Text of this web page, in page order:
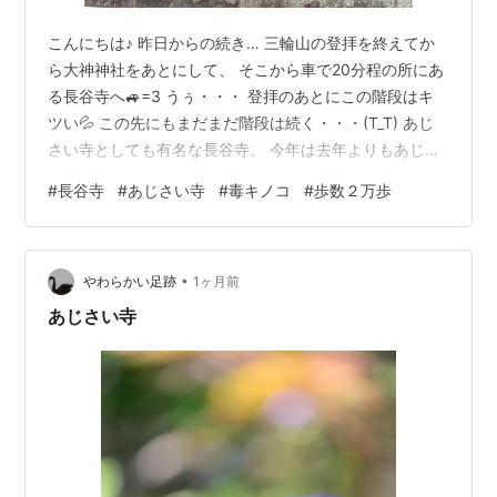
こんにちは♪ 昨日からの続き… 三輪山の登拝を終えてか
ら大神神社をあとにして、 そこから車で20分程の所にあ
る長谷寺へ🚙=3 うぅ・・・ 登拝のあとにこの階段はキ
ツい💦 この先にもまだまだ階段は続く・・・(T_T) あじ
さい寺としても有名な長谷寺。 今年は去年よりもあじさ
(^^♪ ３カ月ぶりに会ったM子と お互いの近況をゆっくり
話せてよかった✨ 家に帰って歩数計をチェックすると…
２万３千歩も歩いてた～！
◆◆◆◆◆◆◆◆◆◆◆◆◆◆◆◆◆◆◆◆ そして今
日は雨あがりの大泉緑地へ🚶‍♀️ まだ筋肉痛が残る脚で歩い
#長谷寺 #あじさい寺 #毒キノコ #歩数２万歩
やわらかい足跡 • 1ヶ月前
あじさい寺